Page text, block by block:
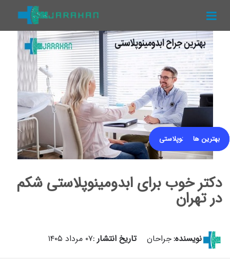
منو
جراحان
پزشکان
مقالات
مقالات ابدومینوپلاستی
بهترین ها
دکتر خوب برای ابدومینوپلاستی شکم
در تهران
نویسنده:جراحان تاریخ انتشار :۰۷ مرداد ۱۴۰۵